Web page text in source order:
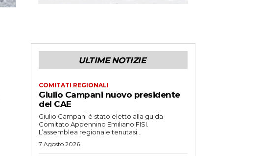
ULTIME NOTIZIE
COMITATI REGIONALI
Giulio Campani nuovo presidente
del CAE
Giulio Campani è stato eletto alla guida
Comitato Appennino Emiliano FISI.
L’assemblea regionale tenutasi...
7 Agosto 2026